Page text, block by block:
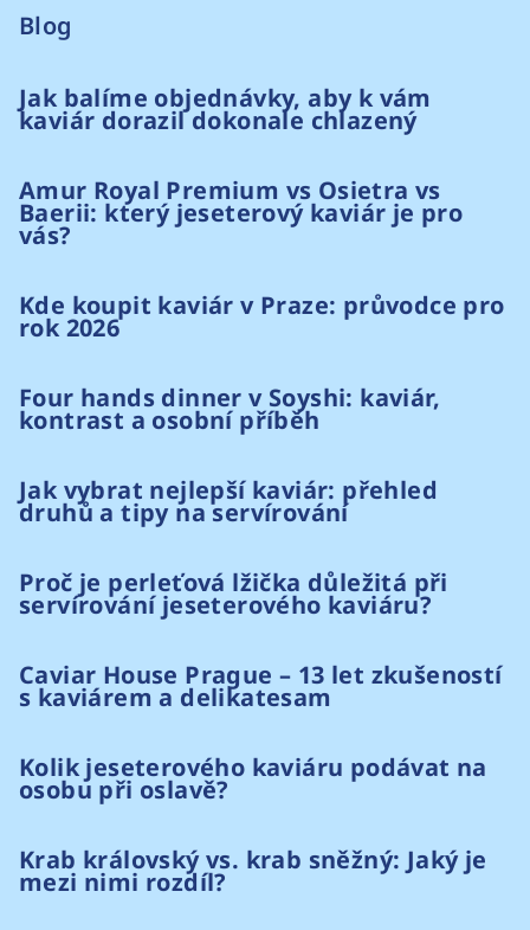
Blog
Jak balíme objednávky, aby k vám
kaviár dorazil dokonale chlazený
Amur Royal Premium vs Osietra vs
Baerii: který jeseterový kaviár je pro
vás?
Kde koupit kaviár v Praze: průvodce pro
rok 2026
Four hands dinner v Soyshi: kaviár,
kontrast a osobní příběh
Jak vybrat nejlepší kaviár: přehled
druhů a tipy na servírování
Proč je perleťová lžička důležitá při
servírování jeseterového kaviáru?
Caviar House Prague – 13 let zkušeností
s kaviárem a delikatesam
Kolik jeseterového kaviáru podávat na
osobu při oslavě?
Krab královský vs. krab sněžný: Jaký je
mezi nimi rozdíl?